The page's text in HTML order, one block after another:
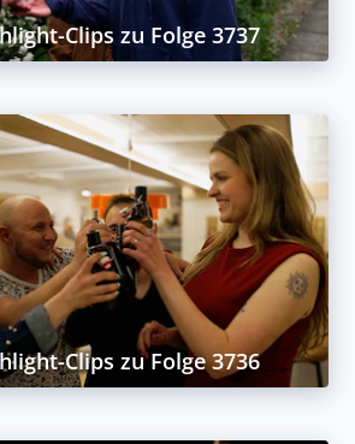
Clips zu Folge 3737
Clips zu Folge 3736